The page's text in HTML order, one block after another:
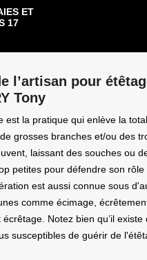
ET
17
l’artisan pour
Tony
est la pratique qui enlève la
grosses branches et/ou des
laissant des souches ou
petites pour défendre son rôle
est aussi connue sous
comme écimage,
Notez bien qu’il existe
susceptibles de guérir de